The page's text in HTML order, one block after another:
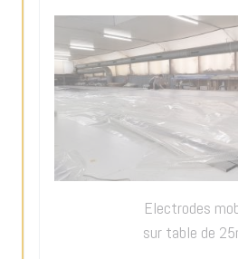
Electrodes
sur table de